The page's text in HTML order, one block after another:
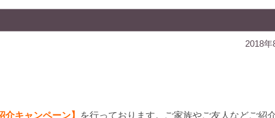
2018年
介キャンペーン】
を行っております。ご家族やご友人などご紹